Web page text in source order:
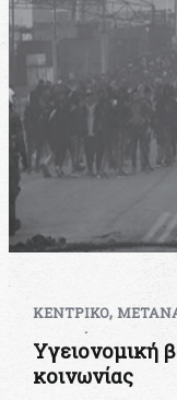
ΚΕΝΤΡΙΚΟ,
Υγειονομική
κοινωνίας